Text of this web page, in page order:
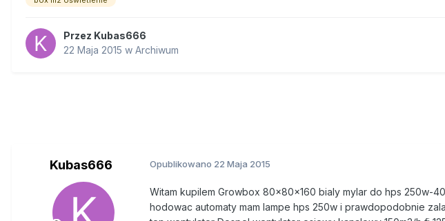
Przez Kubas666
22 Maja 2015 w Archiwum
Kubas666 Opublikowano 22 Maja 2015
Witam kupilem Growbox 80x80x160 bialy mylar do hps 250w-
hodowac automaty mam lampe hps 250w i prawdopodobnie